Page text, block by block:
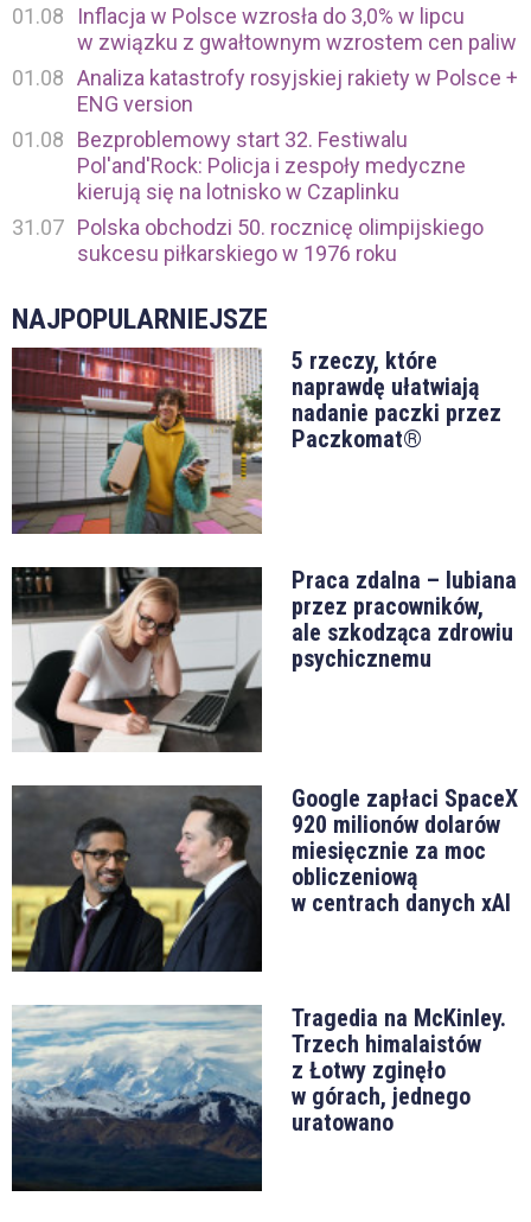
01.08
Inflacja w Polsce wzrosła do 3,0% w lipcu
w związku z gwałtownym wzrostem cen paliw
01.08 Analiza katastrofy rosyjskiej rakiety w Polsce +
ENG version
01.08
Bezproblemowy start 32. Festiwalu
Pol'and'Rock: Policja i zespoły medyczne
kierują się na lotnisko w Czaplinku
31.07 Polska obchodzi 50. rocznicę olimpijskiego
sukcesu piłkarskiego w 1976 roku
NAJPOPULARNIEJSZE
5 rzeczy, które
naprawdę ułatwiają
nadanie paczki przez
Paczkomat®
Praca zdalna – lubiana
przez pracowników,
ale szkodząca zdrowiu
psychicznemu
Google zapłaci SpaceX
920 milionów dolarów
miesięcznie za moc
obliczeniową
w centrach danych xAI
Tragedia na McKinley.
Trzech himalaistów
z Łotwy zginęło
w górach, jednego
uratowano